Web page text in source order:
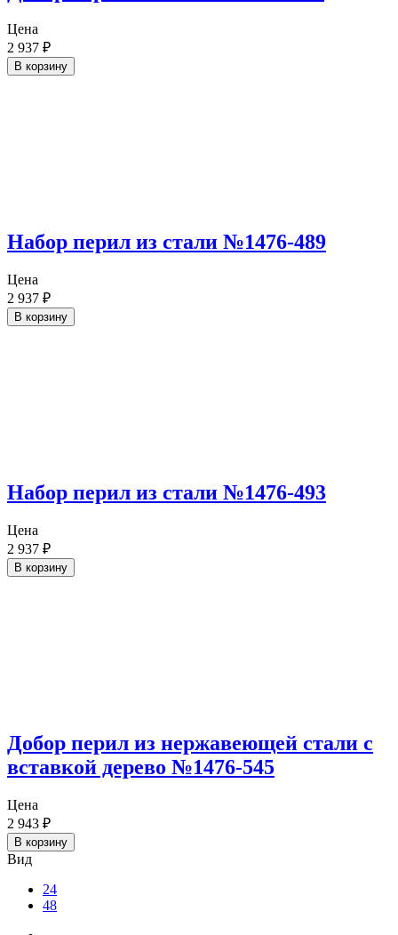
Цена
2 937 ₽
В корзину
Набор перил из стали №1476-489
Цена
2 937 ₽
В корзину
Набор перил из стали №1476-493
Цена
2 937 ₽
В корзину
Добор перил из нержавеющей стали с
вставкой дерево №1476-545
Цена
2 943 ₽
В корзину
Вид
24
48